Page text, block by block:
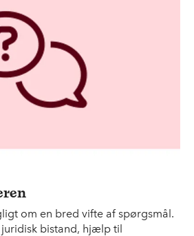
om en bred vifte af spørgsmål.
juridisk bistand, hjælp til